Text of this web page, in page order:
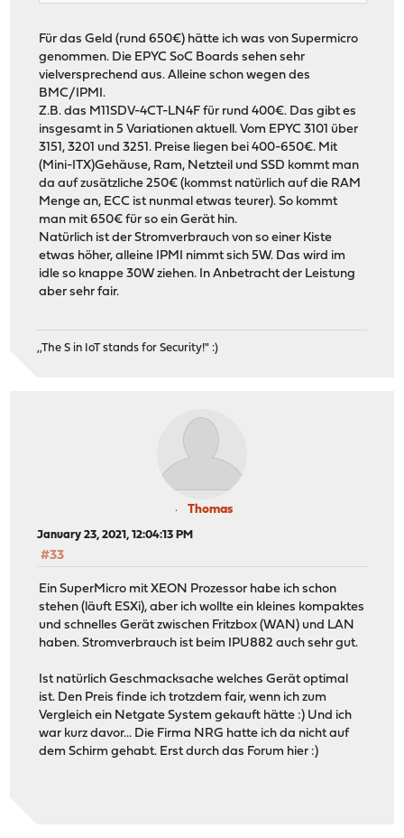
Für das Geld (rund 650€) hätte ich was von Supermicro
genommen. Die EPYC SoC Boards sehen sehr
vielversprechend aus. Alleine schon wegen des
BMC/IPMI.
Z.B. das M11SDV-4CT-LN4F für rund 400€. Das gibt es
insgesamt in 5 Variationen aktuell. Vom EPYC 3101 über
3151, 3201 und 3251. Preise liegen bei 400-650€. Mit
(Mini-ITX)Gehäuse, Ram, Netzteil und SSD kommt man
da auf zusätzliche 250€ (kommst natürlich auf die RAM
Menge an, ECC ist nunmal etwas teurer). So kommt
man mit 650€ für so ein Gerät hin.
Natürlich ist der Stromverbrauch von so einer Kiste
etwas höher, alleine IPMI nimmt sich 5W. Das wird im
idle so knappe 30W ziehen. In Anbetracht der Leistung
aber sehr fair.
,,The S in IoT stands for Security!" :)
Thomas
January 23, 2021, 12:04:13 PM
#33
Ein SuperMicro mit XEON Prozessor habe ich schon
stehen (läuft ESXi), aber ich wollte ein kleines kompaktes
und schnelles Gerät zwischen Fritzbox (WAN) und LAN
haben. Stromverbrauch ist beim IPU882 auch sehr gut.
Ist natürlich Geschmacksache welches Gerät optimal
ist. Den Preis finde ich trotzdem fair, wenn ich zum
Vergleich ein Netgate System gekauft hätte :) Und ich
war kurz davor... Die Firma NRG hatte ich da nicht auf
dem Schirm gehabt. Erst durch das Forum hier :)